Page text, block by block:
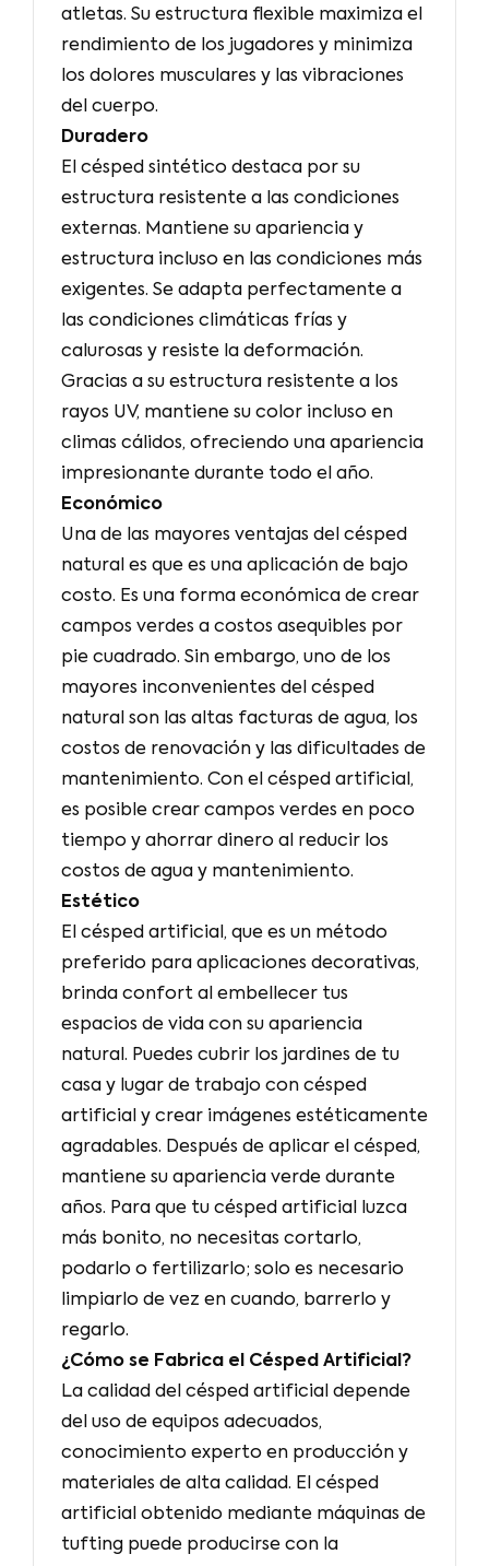
atletas. Su estructura flexible maximiza el
rendimiento de los jugadores y minimiza
los dolores musculares y las vibraciones
del cuerpo.
Duradero
El césped sintético destaca por su
estructura resistente a las condiciones
externas. Mantiene su apariencia y
estructura incluso en las condiciones más
exigentes. Se adapta perfectamente a
las condiciones climáticas frías y
calurosas y resiste la deformación.
Gracias a su estructura resistente a los
rayos UV, mantiene su color incluso en
climas cálidos, ofreciendo una apariencia
impresionante durante todo el año.
Económico
Una de las mayores ventajas del césped
natural es que es una aplicación de bajo
costo. Es una forma económica de crear
campos verdes a costos asequibles por
pie cuadrado. Sin embargo, uno de los
mayores inconvenientes del césped
natural son las altas facturas de agua, los
costos de renovación y las dificultades de
mantenimiento. Con el césped artificial,
es posible crear campos verdes en poco
tiempo y ahorrar dinero al reducir los
costos de agua y mantenimiento.
Estético
El césped artificial, que es un método
preferido para aplicaciones decorativas,
brinda confort al embellecer tus
espacios de vida con su apariencia
natural. Puedes cubrir los jardines de tu
casa y lugar de trabajo con césped
artificial y crear imágenes estéticamente
agradables. Después de aplicar el césped,
mantiene su apariencia verde durante
años. Para que tu césped artificial luzca
más bonito, no necesitas cortarlo,
podarlo o fertilizarlo; solo es necesario
limpiarlo de vez en cuando, barrerlo y
regarlo.
¿Cómo se Fabrica el Césped Artificial?
La calidad del césped artificial depende
del uso de equipos adecuados,
conocimiento experto en producción y
materiales de alta calidad. El césped
artificial obtenido mediante máquinas de
tufting puede producirse con la